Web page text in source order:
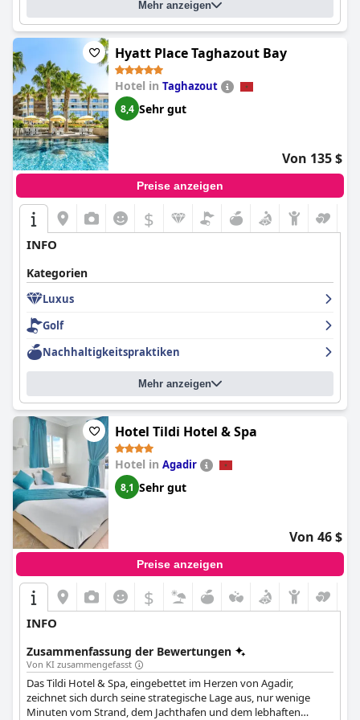
Mehr anzeigen
Hyatt Place Taghazout Bay
Hotel in Taghazout
8,4 Sehr gut
Von 135 $
Preise anzeigen
$
INFO
Kategorien
Luxus
Golf
Nachhaltigkeitspraktiken
Mehr anzeigen
Hotel Tildi Hotel & Spa
Hotel in Agadir
8,1 Sehr gut
Von 46 $
Preise anzeigen
$
INFO
Zusammenfassung der Bewertungen
Von KI zusammengefasst
Das Tildi Hotel & Spa, eingebettet im Herzen von Agadir,
zeichnet sich durch seine strategische Lage aus, nur wenige
Minuten vom Strand, dem Jachthafen und dem lebhaften